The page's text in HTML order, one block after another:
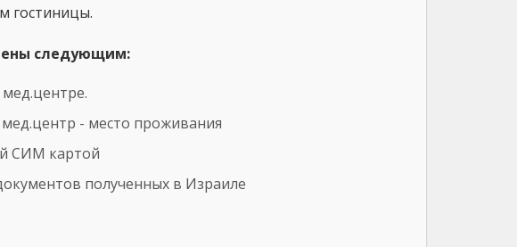
гостиницы.
следующим:
- место проживания
СИМ картой
полученных в Израиле